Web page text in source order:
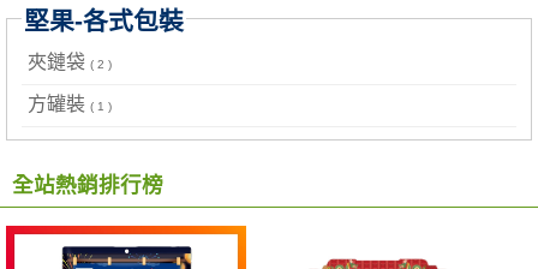
堅果-各式包裝
夾鏈袋 ( 2 )
方罐裝 ( 1 )
全站熱銷排行榜